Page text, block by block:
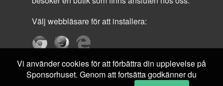
Välj webbläsare för att installera:
Vi använder cookies för att förbättra din upplevelse på
Sponsorhuset. Genom att fortsätta godkänner du